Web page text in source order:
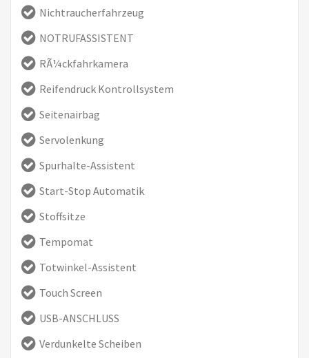
Nichtraucherfahrzeug
NOTRUFASSISTENT
RÃ¼ckfahrkamera
Reifendruck Kontrollsystem
Seitenairbag
Servolenkung
Spurhalte-Assistent
Start-Stop Automatik
Stoffsitze
Tempomat
Totwinkel-Assistent
Touch Screen
USB-ANSCHLUSS
Verdunkelte Scheiben